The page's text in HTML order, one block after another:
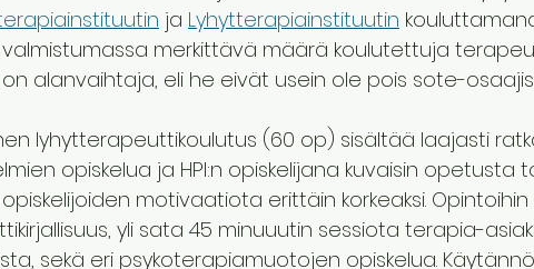
ja Lyhytterapiainstituutin
valmistumassa merkittävä määrä koulutettuja
alanvaihtaja, eli he eivät usein ole pois sote-
lyhytterapeuttikoulutus (60 op) sisältää laajasti
opiskelua ja HPI:n opiskelijana kuvaisin opetusta
motivaatiota erittäin korkeaksi. Opintoihin
yli sata 45 minuuutin sessiota terapia-
sekä eri psykoterapiamuotojen opiskelua.